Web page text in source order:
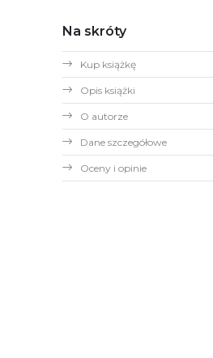
Na skróty
Kup książkę
Opis książki
O autorze
Dane szczegółowe
Oceny i opinie